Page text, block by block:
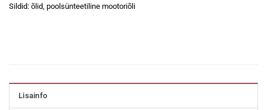
Sildid: õlid poolsünteetiline mootoriõli
Lisainfo